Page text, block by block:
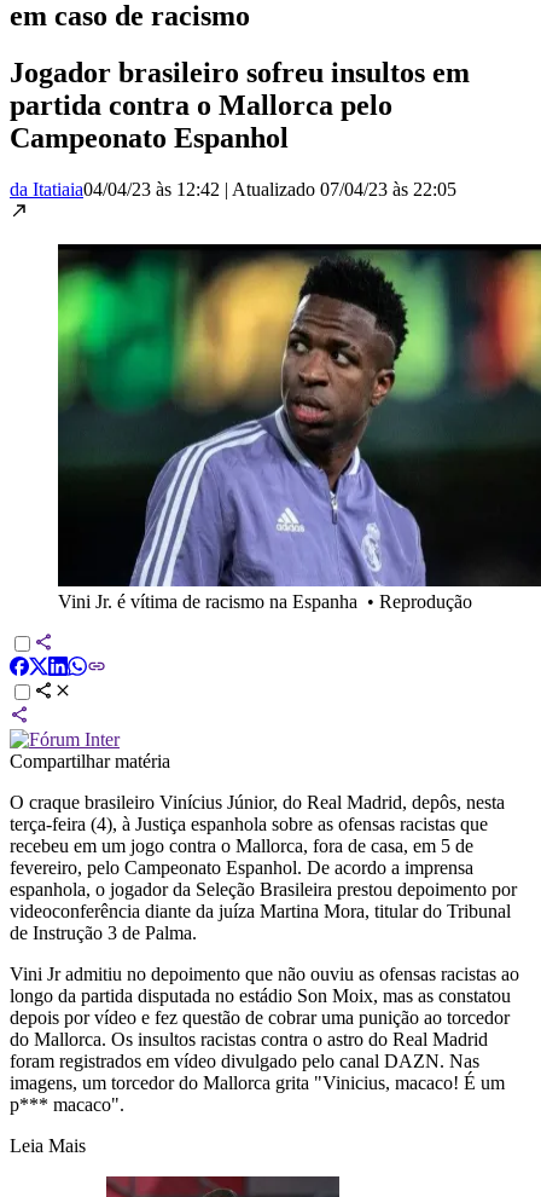
em caso de racismo
Jogador brasileiro sofreu insultos em
partida contra o Mallorca pelo
Campeonato Espanhol
da Itatiaia04/04/23 às 12:42 | Atualizado 07/04/23 às 22:05
Vini Jr. é vítima de racismo na Espanha • Reprodução
Compartilhar matéria
O craque brasileiro Vinícius Júnior, do Real Madrid, depôs, nesta
terça-feira (4), à Justiça espanhola sobre as ofensas racistas que
recebeu em um jogo contra o Mallorca, fora de casa, em 5 de
fevereiro, pelo Campeonato Espanhol. De acordo a imprensa
espanhola, o jogador da Seleção Brasileira prestou depoimento por
videoconferência diante da juíza Martina Mora, titular do Tribunal
de Instrução 3 de Palma.
Vini Jr admitiu no depoimento que não ouviu as ofensas racistas ao
longo da partida disputada no estádio Son Moix, mas as constatou
depois por vídeo e fez questão de cobrar uma punição ao torcedor
do Mallorca. Os insultos racistas contra o astro do Real Madrid
foram registrados em vídeo divulgado pelo canal DAZN. Nas
imagens, um torcedor do Mallorca grita "Vinicius, macaco! É um
p*** macaco".
Leia Mais